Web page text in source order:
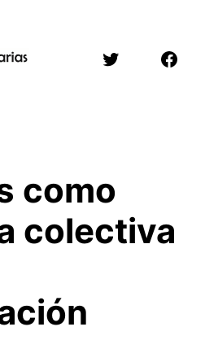
Twitter
como
colectiva